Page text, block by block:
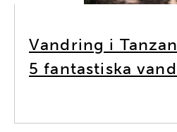
Vandring i
5 fantastiska